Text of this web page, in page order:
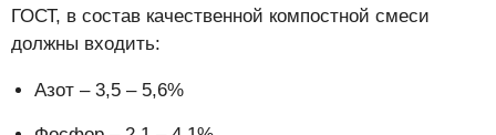
ГОСТ, в состав качественной компостной смеси
должны входить:
Азот – 3,5 – 5,6%